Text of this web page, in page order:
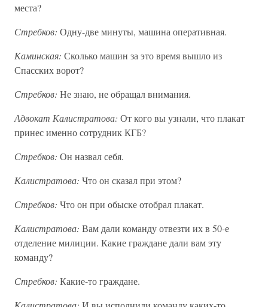
места?
Стребков: Одну-две минуты, машина оперативная.
Каминская: Сколько машин за это время вышло из
Спасских ворот?
Стребков: Не знаю, не обращал внимания.
Адвокат Калистратова: От кого вы узнали, что плакат
принес именно сотрудник КГБ?
Стребков: Он назвал себя.
Калистратова: Что он сказал при этом?
Стребков: Что он при обыске отобрал плакат.
Калистратова: Вам дали команду отвезти их в 50-е
отделение милиции. Какие граждане дали вам эту
команду?
Стребков: Какие-то граждане.